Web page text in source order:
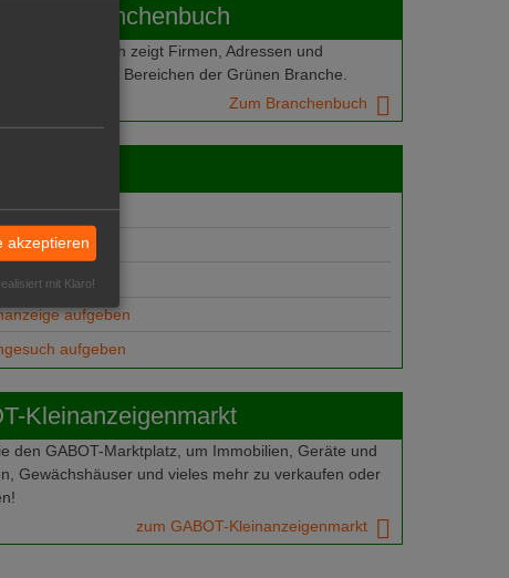
Branchenbuch
Branchenbuch zeigt Firmen, Adressen und
aus allen Bereichen der Grünen Branche.
Zum Branchenbuch
aufgeben
aufgeben
Kleinanzeigenmarkt
den GABOT-Marktplatz, um Immobilien, Geräte und
Gewächshäuser und vieles mehr zu verkaufen oder
zum GABOT-Kleinanzeigenmarkt
akzeptieren
mit Klaro!